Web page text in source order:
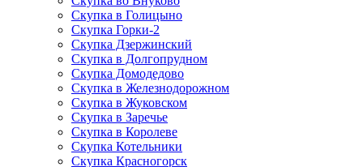
Скупка в Голицыно
Скупка Горки-2
Скупка Дзержинский
Скупка в Долгопрудном
Скупка Домодедово
Скупка в Железнодорожном
Скупка в Жуковском
Скупка в Заречье
Скупка в Королеве
Скупка Котельники
Скупка Красногорск